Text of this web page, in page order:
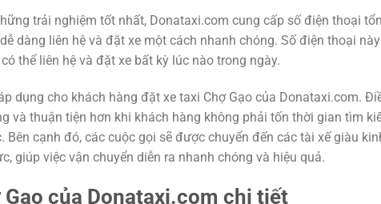
trải nghiệm tốt nhất, Donataxi.com cung cấp số điện thoại
dàng liên hệ và đặt xe một cách nhanh chóng. Số điện thoại này
thể liên hệ và đặt xe bất kỳ lúc nào trong ngày.
dụng cho khách hàng đặt xe taxi Chợ Gạo của Donataxi.com.
và thuận tiện hơn khi khách hàng không phải tốn thời gian tìm
cạnh đó, các cuộc gọi sẽ được chuyển đến các tài xế giàu
giúp việc vận chuyển diễn ra nhanh chóng và hiệu quả.
Gạo của Donataxi.com chi tiết